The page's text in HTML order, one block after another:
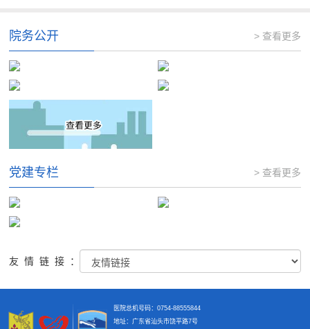
院务公开 > 查看更多
党建专栏 > 查看更多
友情链接：
医院总机号码：0754-88555844
地址：广东省汕头市饶平路7号